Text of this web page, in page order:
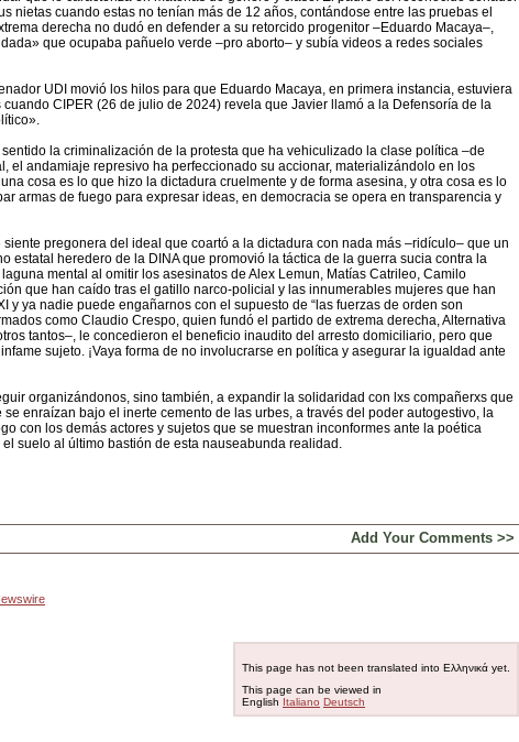
nietas cuando estas no tenían más de 12 años, contándose entre las pruebas el
derecha no dudó en defender a su retorcido progenitor –Eduardo Macaya–,
que ocupaba pañuelo verde –pro aborto– y subía videos a redes sociales
UDI movió los hilos para que Eduardo Macaya, en primera instancia, estuviera
CIPER (26 de julio de 2024) revela que Javier llamó a la Defensoría de la
la criminalización de la protesta que ha vehiculizado la clase política –de
el andamiaje represivo ha perfeccionado su accionar, materializándolo en los
cosa es lo que hizo la dictadura cruelmente y de forma asesina, y otra cosa es lo
armas de fuego para expresar ideas, en democracia se opera en transparencia y
pregonera del ideal que coartó a la dictadura con nada más –ridículo– que un
estatal heredero de la DINA que promovió la táctica de la guerra sucia contra la
mental al omitir los asesinatos de Alex Lemun, Matías Catrileo, Camilo
que han caído tras el gatillo narco-policial y las innumerables mujeres que han
ya nadie puede engañarnos con el supuesto de “las fuerzas de orden son
como Claudio Crespo, quien fundó el partido de extrema derecha, Alternativa
tantos–, le concedieron el beneficio inaudito del arresto domiciliario, pero que
sujeto. ¡Vaya forma de no involucrarse en política y asegurar la igualdad ante
organizándonos, sino también, a expandir la solidaridad con lxs compañerxs que
enraízan bajo el inerte cemento de las urbes, a través del poder autogestivo, la
con los demás actores y sujetos que se muestran inconformes ante la poética
suelo al último bastión de esta nauseabunda realidad.
Add Your Comments >>
This page has not been translated into Ελληνικά yet.
This page can be viewed in
English Italiano Deutsch